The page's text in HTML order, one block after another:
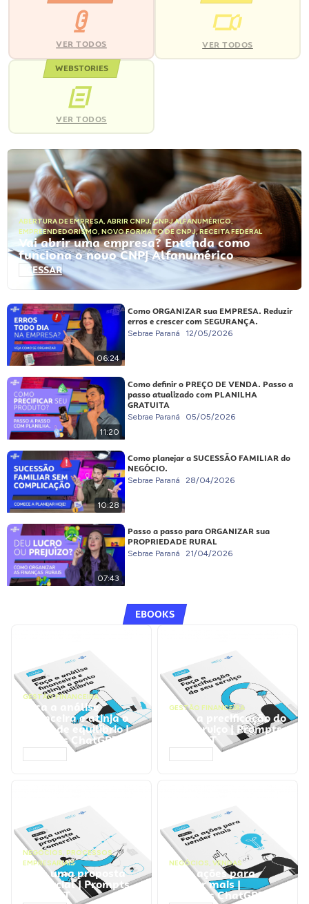
VER TODOS VER TODOS
WEBSTORIES
VER TODOS
ABERTURA DE EMPRESA, ABRIR CNPJ,CNPJ ALFANUMÉRICO,
EMPREENDEDORISMO, NOVO FORMATO DE CNPJ,RECEITA FEDERAL
Vai abrir uma empresa? Entenda como
funciona o novo CNPJ Alfanumérico
ACESSAR
06:24
Como ORGANIZAR sua EMPRESA. Reduzir
erros e crescer com SEGURANÇA.
Sebrae Paraná 12/05/2026
11:20
Como definir o PREÇO DE VENDA. Passo a
passo atualizado com PLANILHA
GRATUITA
Sebrae Paraná 05/05/2026
10:28
Como planejar a SUCESSÃO FAMILIAR do
NEGÓCIO.
Sebrae Paraná 28/04/2026
07:43
Passo a passo para ORGANIZAR sua
PROPRIEDADE RURAL
Sebrae Paraná 21/04/2026
EBOOKS
GESTÃO FINANCEIRA
Faça a análise
financeira e atinja o
ponto de equilíbrio |
Prompts ChatGPT
GESTÃO FINANCEIRA
Faça a precificação do
seu serviço | Prompts
ChatGPT
NEGÓCIOS, PROCESSOS
EMPRESARIAIS
Faça uma proposta
comercial | Prompts
ChatGPT
NEGÓCIOS, VENDAS
Faça ações para
vender mais |
Prompts ChatGPT